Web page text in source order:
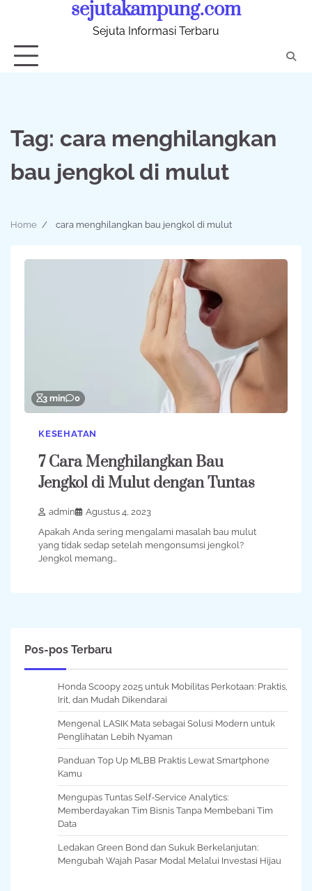
sejutakampung.com
Sejuta Informasi Terbaru
Tag: cara menghilangkan
bau jengkol di mulut
Home cara menghilangkan bau jengkol di mulut
3 min 0
KESEHATAN
7 Cara Menghilangkan Bau
Jengkol di Mulut dengan Tuntas
admin
Agustus 4, 2023
Apakah Anda sering mengalami masalah bau mulut
yang tidak sedap setelah mengonsumsi jengkol?
Jengkol memang…
Pos-pos Terbaru
Honda Scoopy 2025 untuk Mobilitas Perkotaan: Praktis,
Irit, dan Mudah Dikendarai
Mengenal LASIK Mata sebagai Solusi Modern untuk
Penglihatan Lebih Nyaman
Panduan Top Up MLBB Praktis Lewat Smartphone
Kamu
Mengupas Tuntas Self-Service Analytics:
Memberdayakan Tim Bisnis Tanpa Membebani Tim
Data
Ledakan Green Bond dan Sukuk Berkelanjutan:
Mengubah Wajah Pasar Modal Melalui Investasi Hijau